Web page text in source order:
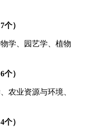
7个）
学 园艺学
植物
6个）
农业资源与环境
4个）